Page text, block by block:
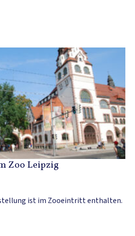
Zoo Leipzig
ist im Zooeintritt enthalten.